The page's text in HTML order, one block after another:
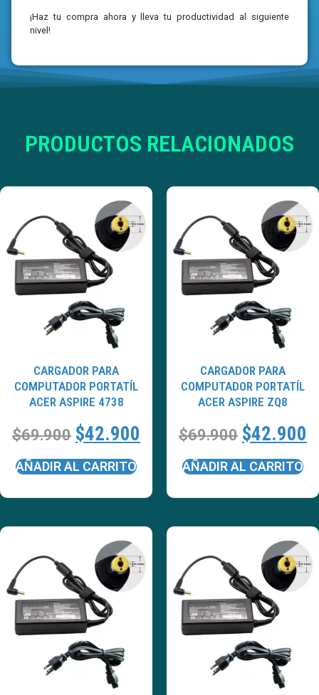
¡Haz tu compra ahora y lleva tu productividad al siguiente
nivel!
PRODUCTOS RELACIONADOS
CARGADOR PARA
COMPUTADOR PORTATÍL
ACER ASPIRE 4738
$69.900 $42.900
AÑADIR AL CARRITO
CARGADOR PARA
COMPUTADOR PORTATÍL
ACER ASPIRE ZQ8
$69.900 $42.900
AÑADIR AL CARRITO